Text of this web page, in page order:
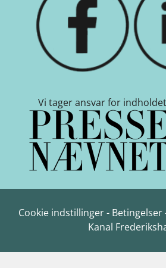
Vi tager ansvar for
Cookie indstillinger- Betingelser
Kanal